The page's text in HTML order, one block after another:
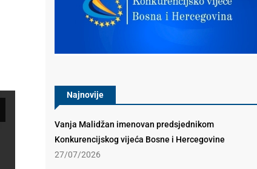
Najnovije
Vanja Malidžan imenovan predsjednikom
Konkurencijskog vijeća Bosne i Hercegovine
27/07/2026